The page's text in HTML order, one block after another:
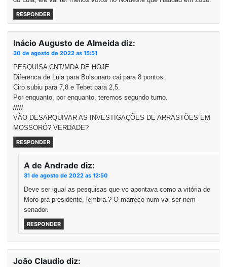
RESPONDER
Inácio Augusto de Almeida diz:
30 de agosto de 2022 as 15:51
PESQUISA CNT/MDA DE HOJE
Diferenca de Lula para Bolsonaro cai para 8 pontos.
Ciro subiu para 7,8 e Tebet para 2,5.
Por enquanto, por enquanto, teremos segundo turno.
/////
VÃO DESARQUIVAR AS INVESTIGAÇÕES DE ARRASTÕES EM
MOSSORÓ? VERDADE?
RESPONDER
A de Andrade diz:
31 de agosto de 2022 as 12:50
Deve ser igual as pesquisas que vc apontava como a vitória de
Moro pra presidente, lembra.? O marreco num vai ser nem
senador.
RESPONDER
João Claudio diz: